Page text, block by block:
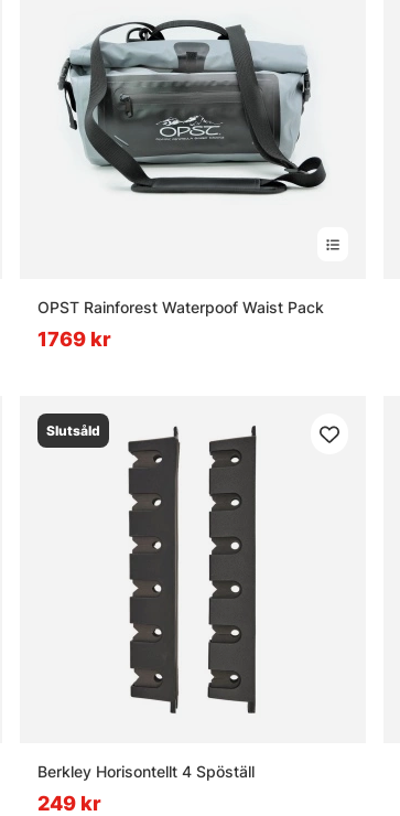
OPST Rainforest Waterpoof Waist Pack
1769 kr
Slutsåld
Berkley Horisontellt 4 Spöställ
249 kr